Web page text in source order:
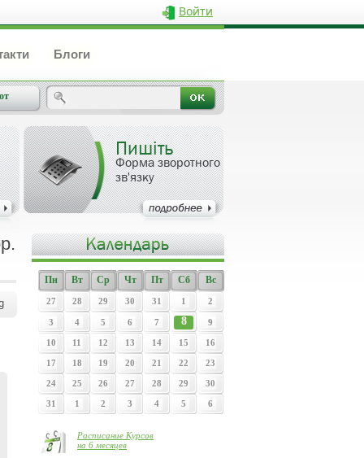
Войти
Блоги
Пишіть
Форма зворотного
зв'язку
Пн Вт Ср Чт Пт Сб Вс
27 28 29 30 31 1 2
3 4 5 6 7 8 9
10 11 12 13 14 15 16
17 18 19 20 21 22 23
24 25 26 27 28 29 30
31 1 2 3 4 5 6
Расписание Курсов
на 6 месяцев